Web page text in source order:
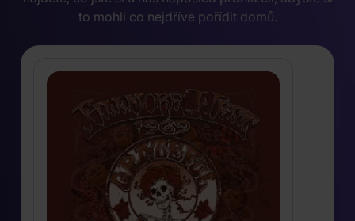
to mohli co nejdříve pořídit domů.